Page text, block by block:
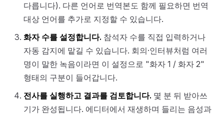
다릅니다). 다른 언어로 번역본도 함께 필요하면 번역
대상 언어를 추가로 지정할 수 있습니다.
화자 수를 설정합니다. 참석자 수를 직접 입력하거나
자동 감지에 맡길 수 있습니다. 회의·인터뷰처럼 여러
명이 말한 녹음이라면 이 설정으로 "화자 1 / 화자 2"
형태의 구분이 들어갑니다.
전사를 실행하고 결과를 검토합니다. 몇 분 뒤 받아쓰
기가 완성됩니다. 에디터에서 재생하며 들리는 음성과